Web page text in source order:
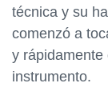
técnica y su
comenzó a
y rápidamente
instrumento.